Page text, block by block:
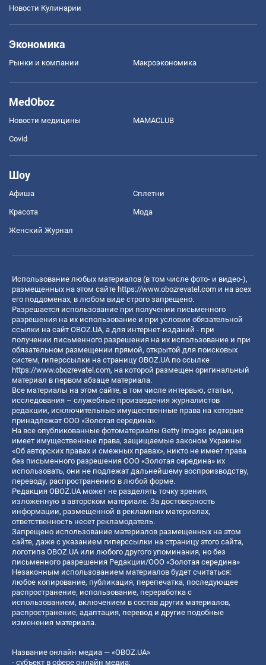
Новости Кулинарии
Экономика
Рынки и компании Mакроэкономика
MedOboz
Новости медицины MAMACLUB
Covid
Шоу
Афиша Сплетни
Красота Мода
Женский Журнал
Использование любых материалов (в том числе фото- и видео-),
размещенных на этом сайте https://www.obozrevatel.com и на всех
его поддоменах, в любом виде строго запрещено.
Разрешается использование при получении письменного
разрешения на их использование и при условии обязательной
ссылки на сайт OBOZ.UA, а для интернет-изданий - при
получении письменного разрешения на их использование и при
обязательном размещении прямой, открытой для поисковых
систем, гиперссылки на страницу OBOZ.UA по ссылке
https://www.obozrevatel.com, на которой размещен оригинальный
материал в первом абзаце материала.
Все материалы на этом сайте, в том числе интервью, статьи,
исследования – служебные произведения журналистов
редакции, исключительные имущественные права на которые
принадлежат ООО «Золотая середина».
На все опубликованные фотоматериалы Getty Images редакция
имеет имущественные права, защищаемые законом Украины
«Об авторских правах и смежных правах», никто не имеет права
без письменного разрешения ООО «Золотая середина» их
использовать, они не подлежат дальнейшему воспроизводству,
переводу, распространению в любой форме.
Редакция OBOZ.UA может не разделять точку зрения,
изложенную в авторском материале. За достоверность
информации, размещенной в рекламных материалах,
ответственность несет рекламодатель.
Запрещено использование материалов размещенных на этом
сайте, даже с указанием гиперссылки на страницу этого сайта,
логотипа OBOZ.UA или любого другого упоминания, но без
письменного разрешения Редакции/ООО «Золотая середина»
Незаконным использованием материалов будет считаться:
любое копирование, публикация, перепечатка, последующее
распространение, использование, переработка с
использованием, включением в состав других материалов,
распространение, адаптация, перевод и другие подобные
изменения материала.
Название онлайн медиа — «OBOZ.UA»
- субъект в сфере онлайн медиа;